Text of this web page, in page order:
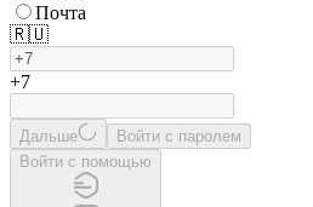
Почта
🇷🇺
+7
Дальше
Войти с паролем
Войти с помощью